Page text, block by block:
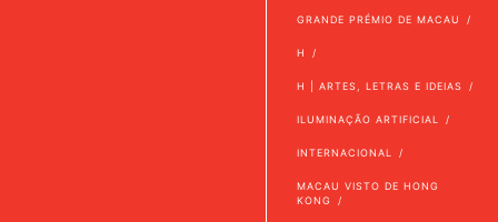
GRANDE PRÉMIO DE MACAU
H
H | ARTES, LETRAS E IDEIAS
ILUMINAÇÃO ARTIFICIAL
INTERNACIONAL
MACAU VISTO DE HONG
KONG